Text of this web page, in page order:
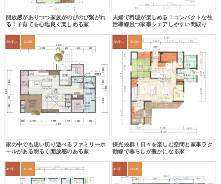
開放感がありつつ家族がのびのび繋がれ
る！子育てを心地良く楽しめる家
夫婦で料理が楽しめる！コンパクトな生
活導線且つ家事シェアしやすい間取り
2LDK
家の中でも思い切り遊べるファミリーホ
ールがある明るく開放感のある家
36坪～39坪 3LDK
採光抜群！日々を楽しむ空間と家事ラク
動線で暮らしが豊かになる家
4LDK 45坪～49坪 3LDK